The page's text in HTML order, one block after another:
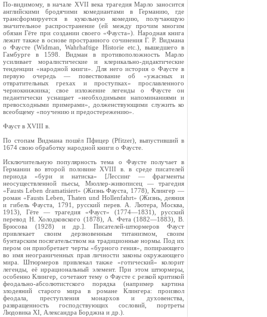
По-видимому, в начале XVII века трагедия Марло заносится
английскими бродячими комедиантами в Германию, где
трансформируется в кукольную комедию, получающую
значительное распространение (ей между прочим многим
обязан Гёте при создании своего «Фауста»). Народная книга
лежит также в основе пространного сочинения Г. Р. Видмана
о Фаусте (Widman, Wahrhaftige Historie etc.), вышедшего в
Гамбурге в 1598. Видман в противоположность Марло
усиливает моралистические и клерикально-дидактические
тенденции «народной книги». Для него история о Фаусте в
первую очередь — повествование об «ужасных и
отвратительных грехах и проступках» прославленного
чернокнижника; свое изложение легенды о Фаусте он
педантически уснащает «необходимыми напоминаниями и
превосходными примерами», долженствующими служить ко
всеобщему «поучению и предостережению».
Фауст в XVIII в.
По стопам Видмана пошёл Пфицер (Pfitzer), выпустивший в
1674 свою обработку народной книги о Фаусте.
Исключительную популярность тема о Фаусте получает в
Германии во второй половине XVIII в. в среде писателей
периода «бури и натиска» [Лессинг — фрагменты
неосуществленной пьесы, Мюллер-живописец — трагедия
«Fausts Leben dramatisiert» (Жизнь Фауста, 1778), Клингер —
роман «Fausts Leben, Thaten und Hollenfahrt» (Жизнь, деяния
и гибель Фауста, 1791, русский перев. А. Лютера, Москва,
1913), Гёте — трагедия «Фауст» (1774—1831), русский
перевод Н. Холодковского (1878), А. Фета (1882—1883), В.
Брюсова (1928) и др.]. Писателей-штюрмеров Фауст
привлекает своим дерзновенным титанизмом, своим
бунтарским посягательством на традиционные нормы. Под их
пером он приобретает черты «бурного гения», попирающего
во имя неограниченных прав личности законы окружающего
мира. Штюрмеров привлекал также «готический» колорит
легенды, её иррациональный элемент. При этом штюрмеры,
особенно Клингер, сочетают тему о Фаусте с резкой критикой
феодально-абсолютистского порядка (например картина
злодеяний старого мира в романе Клингера: произвол
феодала, преступления монархов и духовенства,
развращенность господствующих сословий, портреты
Людовика XI, Александра Борджиа и др.).